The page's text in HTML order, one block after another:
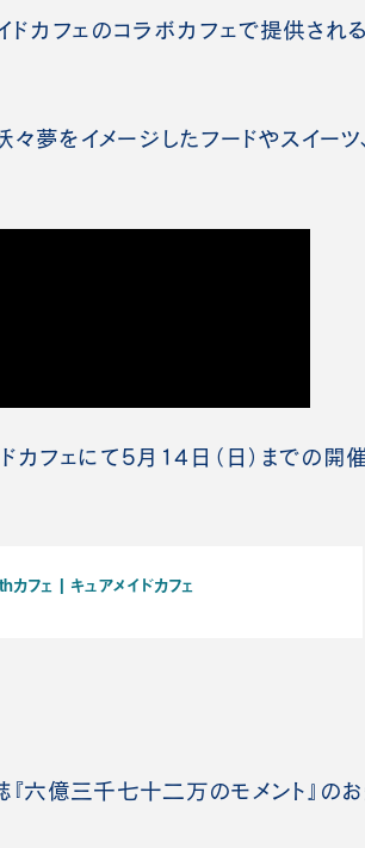
ドカフェのコラボカフェで提供され
夢をイメージしたフードやスイーツ
カフェにて5月14日（日）までの開
フェ | キュアメイドカフェ
六億三千七十二万のモメント』の